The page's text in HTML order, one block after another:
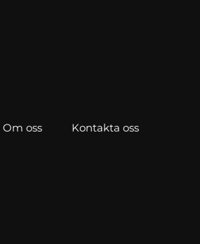
Om oss Kontakta oss